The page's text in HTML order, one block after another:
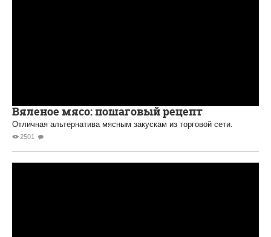
Вяленое мясо: пошаговый рецепт
Отличная альтернатива мясным закускам из торговой сети.
2501